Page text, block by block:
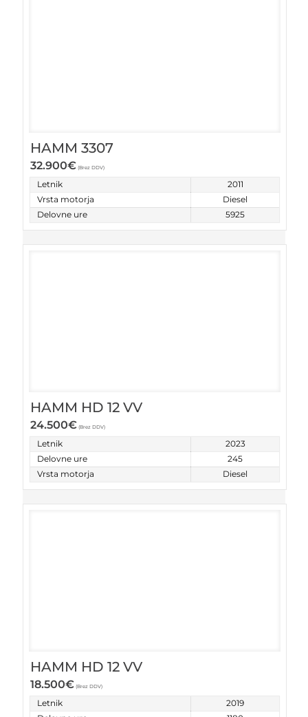
HAMM 3307
32.900€ (Brez DDV)
Letnik
2011
Vrsta motorja
Diesel
Delovne ure
5925
HAMM HD 12 VV
24.500€ (Brez DDV)
Letnik
2023
Delovne ure
245
Vrsta motorja
Diesel
HAMM HD 12 VV
18.500€ (Brez DDV)
Letnik
2019